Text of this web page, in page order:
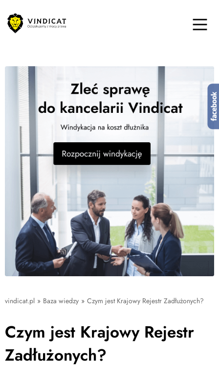
vindicat.pl » Baza wiedzy » Czym jest Krajowy Rejestr Zadłużonych?
Czym jest Krajowy Rejestr
Zadłużonych?